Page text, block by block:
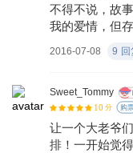
不得不说，故
我的爱情，但
蛋，一定要等
2016-07-08 9 回
Sweet_Tommy
10 分 购
让一个大老爷
排！一开始觉